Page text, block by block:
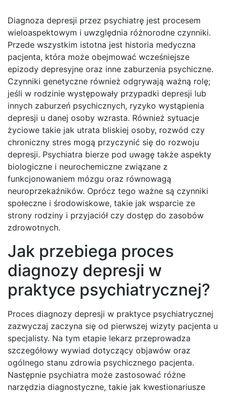
Diagnoza depresji przez psychiatrę jest procesem
wieloaspektowym i uwzględnia różnorodne czynniki.
Przede wszystkim istotna jest historia medyczna
pacjenta, która może obejmować wcześniejsze
epizody depresyjne oraz inne zaburzenia psychiczne.
Czynniki genetyczne również odgrywają ważną rolę;
jeśli w rodzinie występowały przypadki depresji lub
innych zaburzeń psychicznych, ryzyko wystąpienia
depresji u danej osoby wzrasta. Również sytuacje
życiowe takie jak utrata bliskiej osoby, rozwód czy
chroniczny stres mogą przyczynić się do rozwoju
depresji. Psychiatra bierze pod uwagę także aspekty
biologiczne i neurochemiczne związane z
funkcjonowaniem mózgu oraz równowagą
neuroprzekaźników. Oprócz tego ważne są czynniki
społeczne i środowiskowe, takie jak wsparcie ze
strony rodziny i przyjaciół czy dostęp do zasobów
zdrowotnych.
Jak przebiega proces
diagnozy depresji w
praktyce psychiatrycznej?
Proces diagnozy depresji w praktyce psychiatrycznej
zazwyczaj zaczyna się od pierwszej wizyty pacjenta u
specjalisty. Na tym etapie lekarz przeprowadza
szczegółowy wywiad dotyczący objawów oraz
ogólnego stanu zdrowia psychicznego pacjenta.
Następnie psychiatra może zastosować różne
narzędzia diagnostyczne, takie jak kwestionariusze